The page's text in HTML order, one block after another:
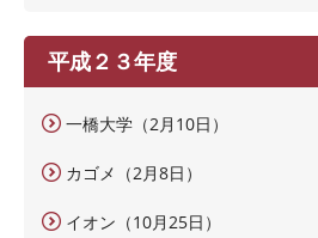
平成２３年度
一橋大学（2月10日）
カゴメ（2月8日）
イオン（10月25日）